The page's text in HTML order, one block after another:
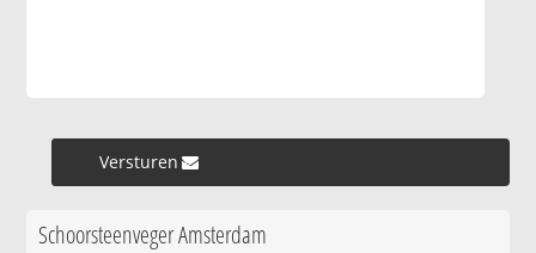
Versturen »
Schoorsteenveger Amsterdam